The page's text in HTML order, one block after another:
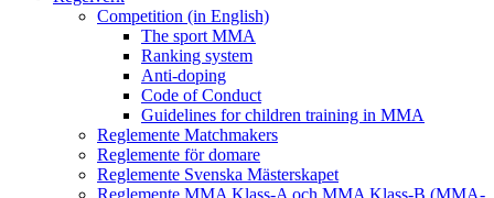
Competition (in English)
The sport MMA
Ranking system
Anti-doping
Code of Conduct
Guidelines for children training in MMA
Reglemente Matchmakers
Reglemente för domare
Reglemente Svenska Mästerskapet
Reglemente MMA Klass-A och MMA Klass-B (MMA-